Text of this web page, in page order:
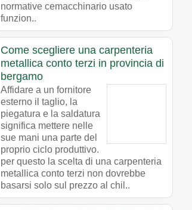
normative cemacchinario usato
funzion..
Come scegliere una carpenteria
metallica conto terzi in provincia di
bergamo
Affidare a un fornitore
esterno il taglio, la
piegatura e la saldatura
significa mettere nelle
sue mani una parte del
proprio ciclo produttivo.
per questo la scelta di una carpenteria
metallica conto terzi non dovrebbe
basarsi solo sul prezzo al chil..